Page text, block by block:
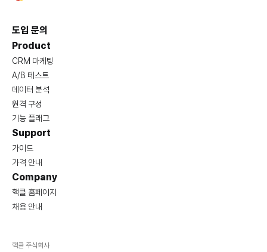
핵클 주식회사
도입 문의
Product
CRM 마케팅
A/B 테스트
데이터 분석
원격 구성
기능 플래그
Support
가이드
가격 안내
Company
핵클 홈페이지
채용 안내